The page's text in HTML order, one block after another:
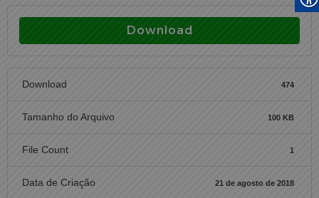
Download
Download 474
Tamanho do Arquivo 100 KB
File Count 1
Data de Criação 21 de agosto de 2018